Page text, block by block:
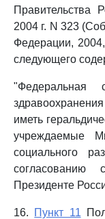
Правительства
2004 г. N 323
Федерации,
следующего
иметь
учреждаемые
социального
согласованию
Президенте
16. Пункт 11